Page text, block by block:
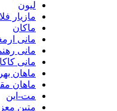
مازیار فلاحی
مانی ارمغان
مانی رهنما
مانی کاکاوند
ماهان بهرام خان
ماهان مقدس زاده
مت-این
متین معزپور